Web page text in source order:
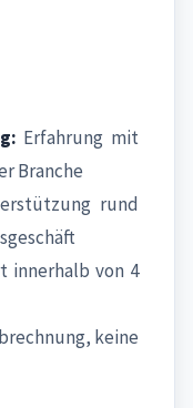
Erfahrung mit
Branche
rund
innerhalb von 4
keine